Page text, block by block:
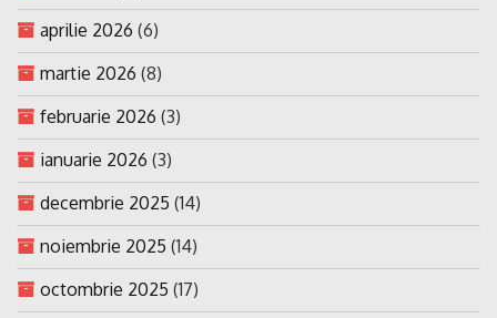
aprilie 2026 (6)
martie 2026 (8)
februarie 2026 (3)
ianuarie 2026 (3)
decembrie 2025 (14)
noiembrie 2025 (14)
octombrie 2025 (17)